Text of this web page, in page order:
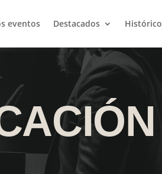
eventos Destacados Histórico